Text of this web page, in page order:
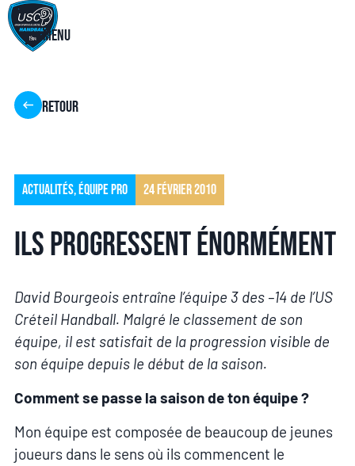
Menu
Retour
Actualités, Équipe pro 24 février 2010
Ils progressent énormément
David Bourgeois entraîne l’équipe 3 des –14 de l’US
Créteil Handball. Malgré le classement de son
équipe, il est satisfait de la progression visible de
son équipe depuis le début de la saison.
Comment se passe la saison de ton équipe ?
Mon équipe est composée de beaucoup de jeunes
joueurs dans le sens où ils commencent le